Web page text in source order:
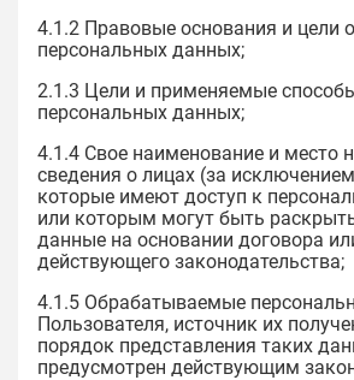
4.1.2 Правовые основания и цели
персональных данных;
2.1.3 Цели и применяемые
персональных данных;
4.1.4 Свое наименование и место
сведения о лицах (за
которые имеют доступ к
или которым могут быть
данные на основании договора
действующего законодательства;
4.1.5 Обрабатываемые
Пользователя, источник их
порядок представления таких
предусмотрен действующим